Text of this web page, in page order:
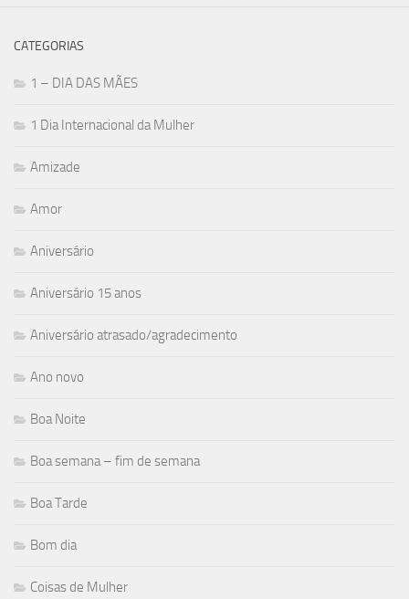
CATEGORIAS
1 – DIA DAS MÃES
1 Dia Internacional da Mulher
Amizade
Amor
Aniversário
Aniversário 15 anos
Aniversário atrasado/agradecimento
Ano novo
Boa Noite
Boa semana – fim de semana
Boa Tarde
Bom dia
Coisas de Mulher